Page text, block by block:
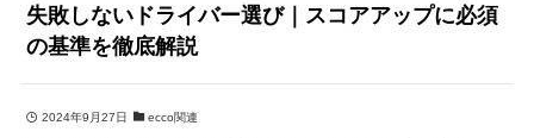
失敗しないドライバー選び｜スコアアップに必須
の基準を徹底解説
2024年9月27日 ecco関連